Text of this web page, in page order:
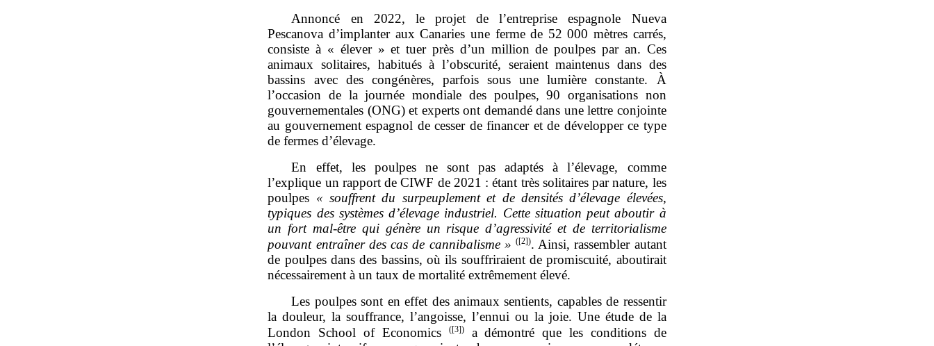
Annoncé en 2022, le projet de l’entreprise espagnole Nueva
Pescanova d’implanter aux Canaries une ferme de 52 000 mètres carrés,
consiste à « élever » et tuer près d’un million de poulpes par an. Ces
animaux solitaires, habitués à l’obscurité, seraient maintenus dans des
bassins avec des congénères, parfois sous une lumière constante. À
l’occasion de la journée mondiale des poulpes, 90 organisations non
gouvernementales (ONG) et experts ont demandé dans une lettre conjointe
au gouvernement espagnol de cesser de financer et de développer ce type
de fermes d’élevage.
En effet, les poulpes ne sont pas adaptés à l’élevage, comme
l’explique un rapport de CIWF de 2021 : étant très solitaires par nature, les
poulpes « souffrent du surpeuplement et de densités d’élevage élevées,
typiques des systèmes d’élevage industriel. Cette situation peut aboutir à
un fort mal‑être qui génère un risque d’agressivité et de territorialisme
pouvant entraîner des cas de cannibalisme » ([2]). Ainsi, rassembler autant
de poulpes dans des bassins, où ils souffriraient de promiscuité, aboutirait
nécessairement à un taux de mortalité extrêmement élevé.
Les poulpes sont en effet des animaux sentients, capables de ressentir
la douleur, la souffrance, l’angoisse, l’ennui ou la joie. Une étude de la
London School of Economics
([3])a démontré que les conditions de